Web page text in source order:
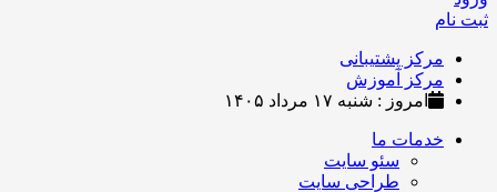
ثبت نام
مرکز پشتیبانی
مرکز آموزش
امروز : شنبه ۱۷ مرداد ۱۴۰۵
خدمات ما
سئو سایت
طراحی سایت